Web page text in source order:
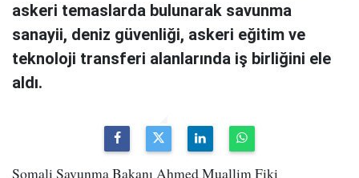
askeri temaslarda bulunarak savunma
sanayii, deniz güvenliği, askeri eğitim ve
teknoloji transferi alanlarında iş birliğini ele
aldı.
Somali Savunma Bakanı Ahmed Muallim Fiki